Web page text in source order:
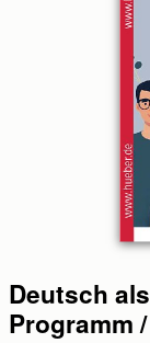
Deutsch
Programm